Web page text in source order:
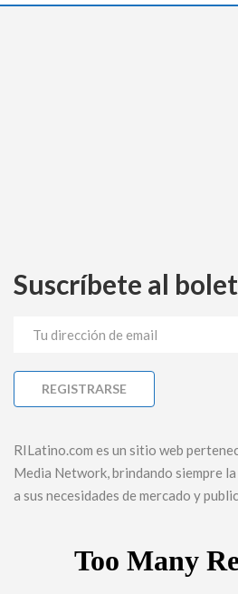
Suscríbete al
RILatino.com es un sitio web
Media Network, brindando siempre
a sus necesidades de mercado y